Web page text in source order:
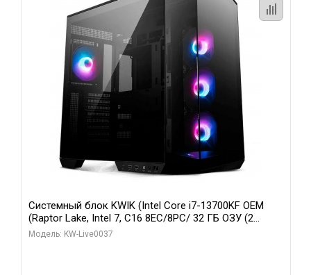
Системный блок KWIK (Intel Core i7-13700KF OEM
(Raptor Lake, Intel 7, C16 8EC/8PC/ 32 ГБ ОЗУ (2
модуля)/ Gigabyte RTX5070 AERO OC 12GB GDDR7
Модель: KW-Live0037